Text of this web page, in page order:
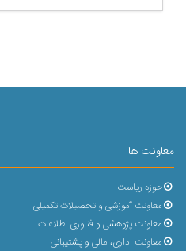
معاونت ها
حوزه ریاست
معاونت آموزشی و تحصیلات تکمیلی
معاونت پژوهشی و فناوری اطلاعات
معاونت اداری، مالی و پشتیبانی